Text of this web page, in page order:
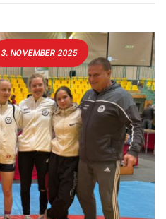
3. NOVEMBER 2025